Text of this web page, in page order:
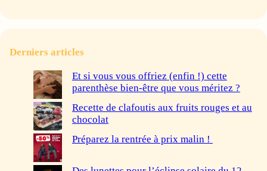
Derniers articles
Et si vous vous offriez (enfin !) cette
parenthèse bien-être que vous méritez ?
Recette de clafoutis aux fruits rouges et au
chocolat
Préparez la rentrée à prix malin !